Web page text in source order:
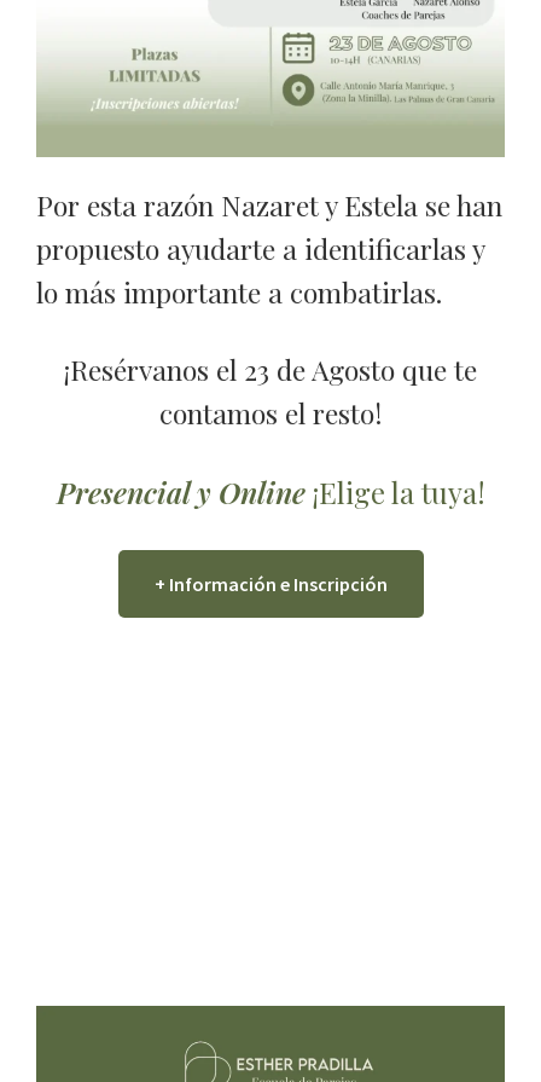
Por esta razón Nazaret y Estela se han
propuesto ayudarte a identificarlas y
lo más importante a combatirlas.
¡Resérvanos el 23 de Agosto que te
contamos el resto!
Presencial y Online ¡Elige la tuya!
+ Información e Inscripción